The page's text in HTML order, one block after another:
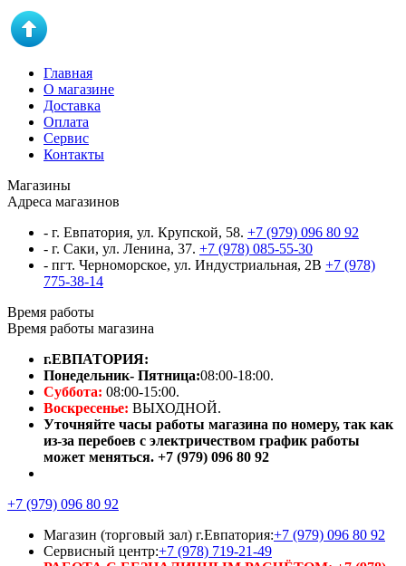
Главная
О магазине
Доставка
Оплата
Сервис
Контакты
Магазины
Адреса магазинов
- г. Евпатория, ул. Крупской, 58. +7 (979) 096 80 92
- г. Саки, ул. Ленина, 37. +7 (978) 085-55-30
- пгт. Черноморское, ул. Индустриальная, 2В +7 (978)
775-38-14
Время работы
Время работы магазина
г.ЕВПАТОРИЯ:
Понедельник- Пятница:08:00-18:00.
Суббота: 08:00-15:00.
Воскресенье: ВЫХОДНОЙ.
Уточняйте часы работы магазина по номеру, так как
из-за перебоев с электричеством график работы
может меняться. +7 (979) 096 80 92
+7 (979) 096 80 92
Магазин (торговый зал) г.Евпатория:+7 (979) 096 80 92
Сервисный центр:+7 (978) 719-21-49